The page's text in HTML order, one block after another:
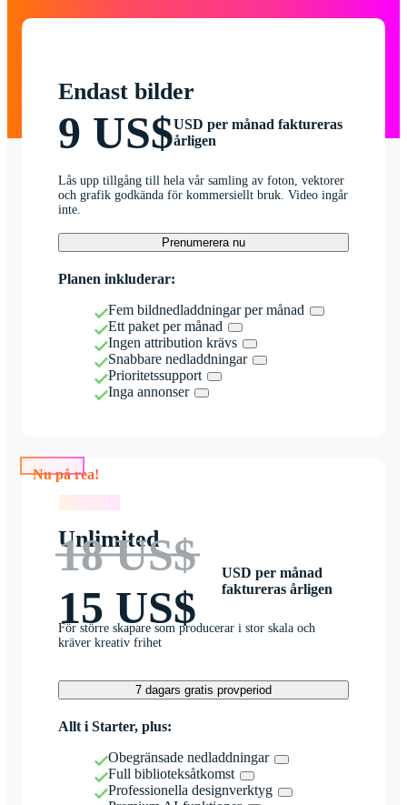
Endast bilder
9 US$USD per månad faktureras
årligen
Lås upp tillgång till hela vår samling av foton, vektorer
och grafik godkända för kommersiellt bruk. Video ingår
inte.
Prenumerera nu
Planen inkluderar:
Fem bildnedladdningar per månad
Ett paket per månad
Ingen attribution krävs
Snabbare nedladdningar
Prioritetssupport
Inga annonser
Nu på rea!
Unlimited
18 US$
15 US$
USD per månad
faktureras årligen
För större skapare som producerar i stor skala och
kräver kreativ frihet
7 dagars gratis provperiod
Allt i Starter, plus:
Obegränsade nedladdningar
Full biblioteksåtkomst
Professionella designverktyg